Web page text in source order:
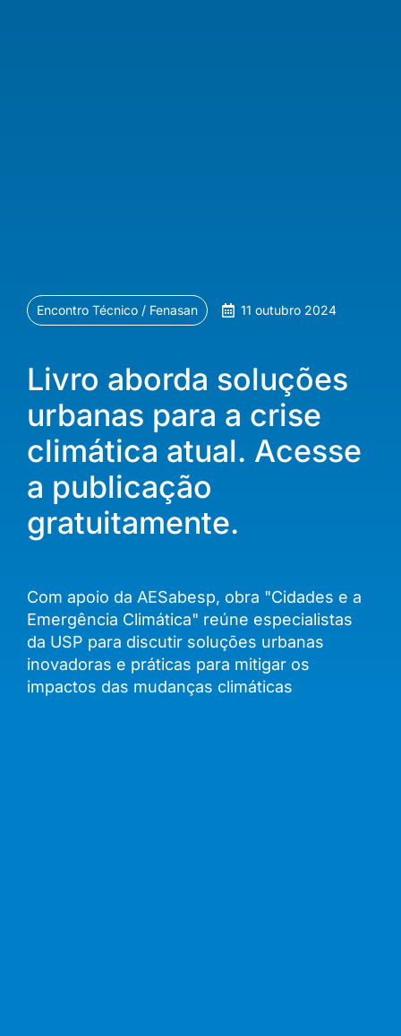
Encontro Técnico / Fenasan 11 outubro 2024
Livro aborda soluções
urbanas para a crise
climática atual. Acesse
a publicação
gratuitamente.
Com apoio da AESabesp, obra "Cidades e a
Emergência Climática" reúne especialistas
da USP para discutir soluções urbanas
inovadoras e práticas para mitigar os
impactos das mudanças climáticas